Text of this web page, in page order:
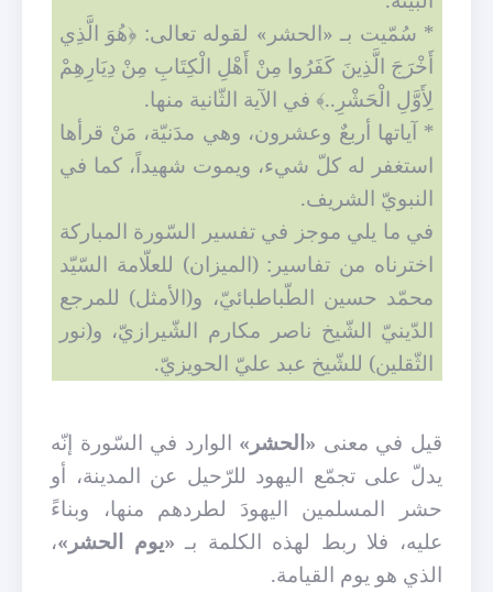
* سُمّيت بـ «الحشر» لقوله تعالى: ﴿هُوَ الَّذِي
أَخْرَجَ الَّذِينَ كَفَرُوا مِنْ أَهْلِ الْكِتَابِ مِنْ دِيَارِهِمْ
لِأَوَّلِ الْحَشْرِ..﴾ في الآية الثّانية منها.
* آياتها أربعٌ وعشرون، وهي مدَنيّة، مَنْ قرأها
استغفر له كلّ شيء، ويموت شهيداً، كما في
النبويّ الشريف.
في ما يلي موجز في تفسير السّورة المباركة
اخترناه من تفاسير: (الميزان) للعلّامة السّيّد
محمّد حسين الطّباطبائيّ، و(الأمثل) للمرجع
الدّينيّ الشّيخ ناصر مكارم الشّيرازيّ، و(نور
الثّقلين) للشّيخ عبد عليّ الحويزيّ.
قيل في معنى «الحشر» الوارد في السّورة إنّه
يدلّ على تجمّع اليهود للرّحيل عن المدينة، أو
حشر المسلمين اليهودَ لطردهم منها، وبناءً
عليه، فلا ربط لهذه الكلمة بـ «يوم الحشر»،
الذي هو يوم القيامة.